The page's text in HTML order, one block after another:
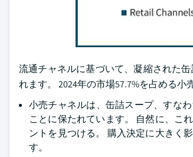
流通チャネルに基づいて、凝縮された
れます。 2024年の市場57.7%を占める小
小売チャネルは、缶詰スープ、すな
ことに保たれています。 自然に、こ
ントを見つける。 購入決定に大きく
す。